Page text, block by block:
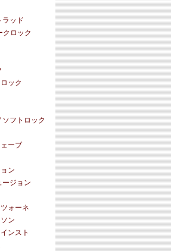
ラッド
クロック
ック
フトロック
ーブ
ン
ージョン
ォーネ
ン
ンスト